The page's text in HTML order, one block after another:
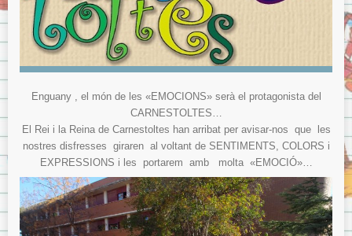
Enguany , el món de les «EMOCIONS» serà el protagonista del
CARNESTOLTES…
El Rei i la Reina de Carnestoltes han arribat per avisar-nos que les
nostres disfresses giraren al voltant de SENTIMENTS, COLORS i
EXPRESSIONS i les portarem amb molta «EMOCIÓ»…